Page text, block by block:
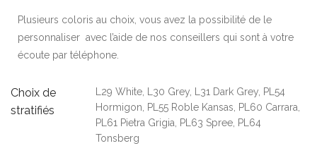
Plusieurs coloris au choix, vous avez la possibilité de le
personnaliser avec l’aide de nos conseillers qui sont à votre
écoute par téléphone.
Choix de
stratifiés
L29 White, L30 Grey, L31 Dark Grey, PL54
Hormigon, PL55 Roble Kansas, PL60 Carrara,
PL61 Pietra Grigia, PL63 Spree, PL64
Tonsberg